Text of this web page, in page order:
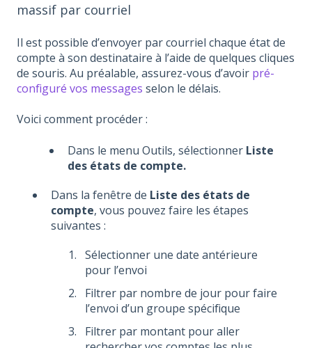
massif par courriel
Il est possible d’envoyer par courriel chaque état de
compte à son destinataire à l’aide de quelques cliques
de souris. Au préalable, assurez-vous d’avoir pré-
configuré vos messages selon le délais.
Voici comment procéder :
Dans le menu Outils, sélectionner Liste
des états de compte.
Dans la fenêtre de Liste des états de
compte, vous pouvez faire les étapes
suivantes :
Sélectionner une date antérieure
pour l’envoi
Filtrer par nombre de jour pour faire
l’envoi d’un groupe spécifique
Filtrer par montant pour aller